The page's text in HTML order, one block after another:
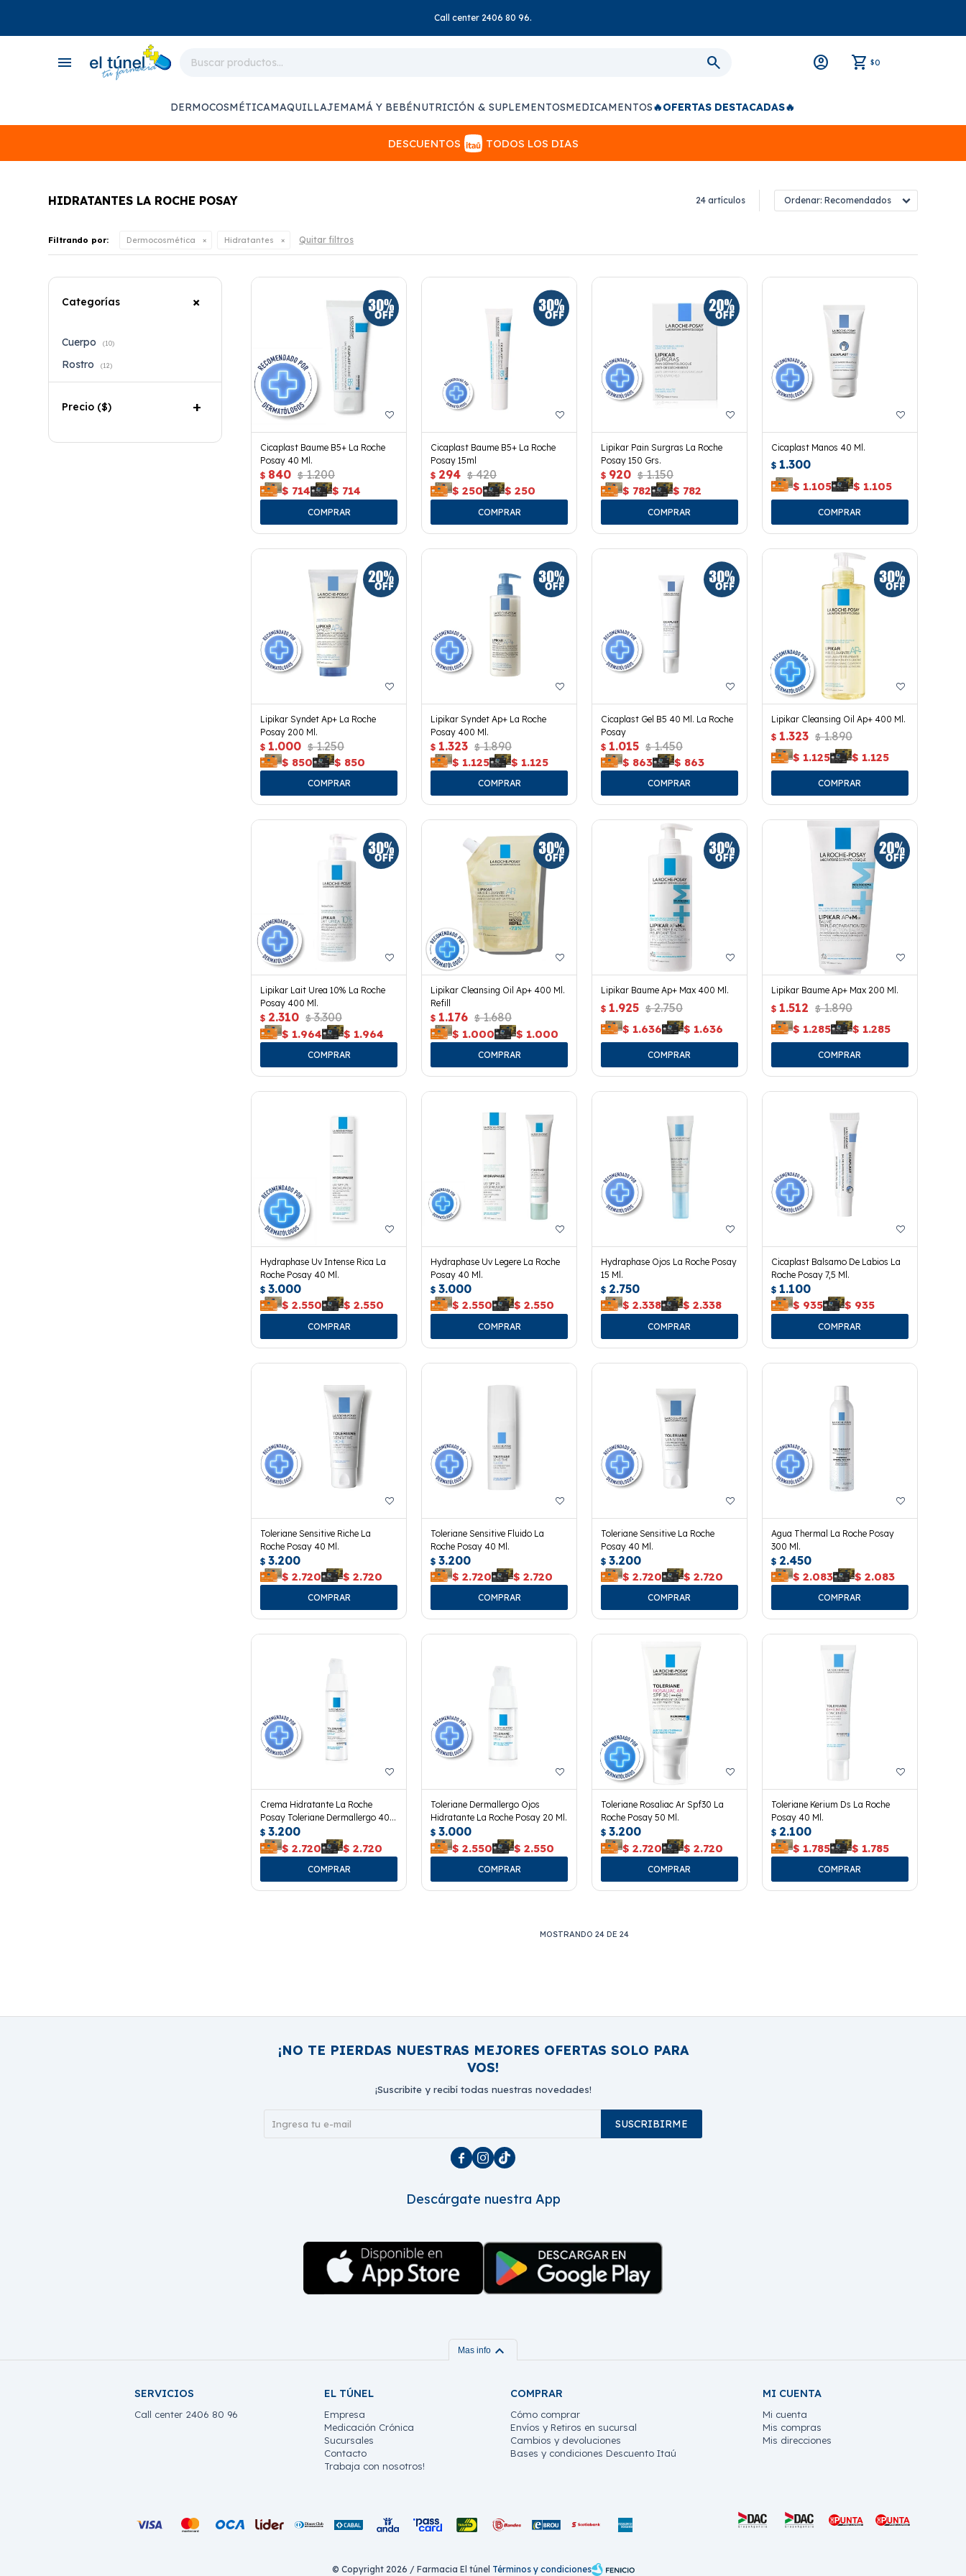
Call center 2406 80 96.
menu $0
DERMOCOSMÉTICAMAQUILLAJEMAMÁ Y BEBÉNUTRICIÓN & SUPLEMENTOSMEDICAMENTOS🔥OFERTAS DESTACADAS🔥
DESCUENTOS TODOS LOS DIAS
HIDRATANTES LA ROCHE POSAY 24 artículos Recomendados
Filtrando por: Dermocosmética Hidratantes Quitar filtros
Cicaplast Baume B5+ La Roche
Posay 40 Ml.
$ 840 $ 1.200
$ 714 $ 714
Cicaplast Baume B5+ La Roche
Posay 15ml
$ 294 $ 420
$ 250 $ 250
Lipikar Pain Surgras La Roche
Posay 150 Grs.
$ 920 $ 1.150
$ 782 $ 782
Cicaplast Manos 40 Ml.
$ 1.300
$ 1.105 $ 1.105
Lipikar Syndet Ap+ La Roche
Posay 200 Ml.
$ 1.000 $ 1.250
$ 850 $ 850
Lipikar Syndet Ap+ La Roche
Posay 400 Ml.
$ 1.323 $ 1.890
$ 1.125 $ 1.125
Cicaplast Gel B5 40 Ml. La Roche
Posay
$ 1.015 $ 1.450
$ 863 $ 863
Lipikar Cleansing Oil Ap+ 400 Ml.
$ 1.323 $ 1.890
$ 1.125 $ 1.125
Lipikar Lait Urea 10% La Roche
Posay 400 Ml.
$ 2.310 $ 3.300
$ 1.964 $ 1.964
Lipikar Cleansing Oil Ap+ 400 Ml.
Refill
$ 1.176 $ 1.680
$ 1.000 $ 1.000
Lipikar Baume Ap+ Max 400 Ml.
$ 1.925 $ 2.750
$ 1.636 $ 1.636
Lipikar Baume Ap+ Max 200 Ml.
$ 1.512 $ 1.890
$ 1.285 $ 1.285
Hydraphase Uv Intense Rica La
Roche Posay 40 Ml.
$ 3.000
$ 2.550 $ 2.550
Hydraphase Uv Legere La Roche
Posay 40 Ml.
$ 3.000
$ 2.550 $ 2.550
Hydraphase Ojos La Roche Posay
15 Ml.
$ 2.750
$ 2.338 $ 2.338
Cicaplast Balsamo De Labios La
Roche Posay 7,5 Ml.
$ 1.100
$ 935 $ 935
Toleriane Sensitive Riche La
Roche Posay 40 Ml.
$ 3.200
$ 2.720 $ 2.720
Toleriane Sensitive Fluido La
Roche Posay 40 Ml.
$ 3.200
$ 2.720 $ 2.720
Toleriane Sensitive La Roche
Posay 40 Ml.
$ 3.200
$ 2.720 $ 2.720
Agua Thermal La Roche Posay
300 Ml.
$ 2.450
$ 2.083 $ 2.083
Crema Hidratante La Roche
Posay Toleriane Dermallergo 40
Ml.
$ 3.200
$ 2.720 $ 2.720
Toleriane Dermallergo Ojos
Hidratante La Roche Posay 20 Ml.
$ 3.000
$ 2.550 $ 2.550
Toleriane Rosaliac Ar Spf30 La
Roche Posay 50 Ml.
$ 3.200
$ 2.720 $ 2.720
Toleriane Kerium Ds La Roche
Posay 40 Ml.
$ 2.100
$ 1.785 $ 1.785
MOSTRANDO 24DE 24
Categorías
Cuerpo (10)
Rostro (12)
Precio ($)
¡NO TE PIERDAS NUESTRAS MEJORES OFERTAS SOLO PARA
VOS!
¡Suscribite y recibí todas nuestras novedades!
SUSCRIBIRME
  
Descárgate nuestra App
Mas info expand_more
SERVICIOS
Call center 2406 80 96
EL TÚNEL
Empresa
Medicación Crónica
Sucursales
Contacto
Trabaja con nosotros!
COMPRAR
Cómo comprar
Envíos y Retiros en sucursal
Cambios y devoluciones
Bases y condiciones Descuento Itaú
MI CUENTA
Mi cuenta
Mis compras
Mis direcciones
© Copyright 2026 / Farmacia El túnel Términos y condiciones
close
store
local_shipping